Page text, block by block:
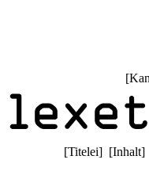
[
[Titelei] [Inhalt]